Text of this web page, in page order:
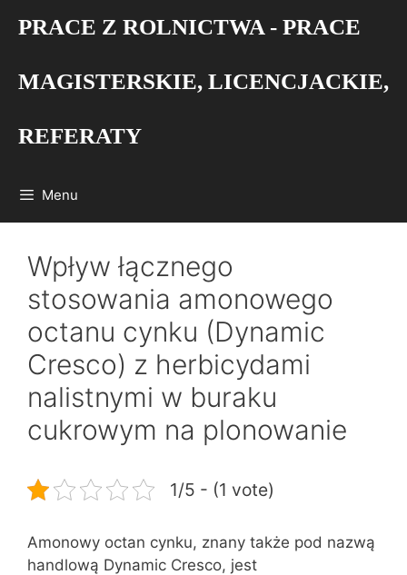
PRACE Z ROLNICTWA - PRACE
MAGISTERSKIE, LICENCJACKIE,
REFERATY
Menu
Wpływ łącznego
stosowania amonowego
octanu cynku (Dynamic
Cresco) z herbicydami
nalistnymi w buraku
cukrowym na plonowanie
1/5 - (1 vote)
Amonowy octan cynku, znany także pod nazwą
handlową Dynamic Cresco, jest